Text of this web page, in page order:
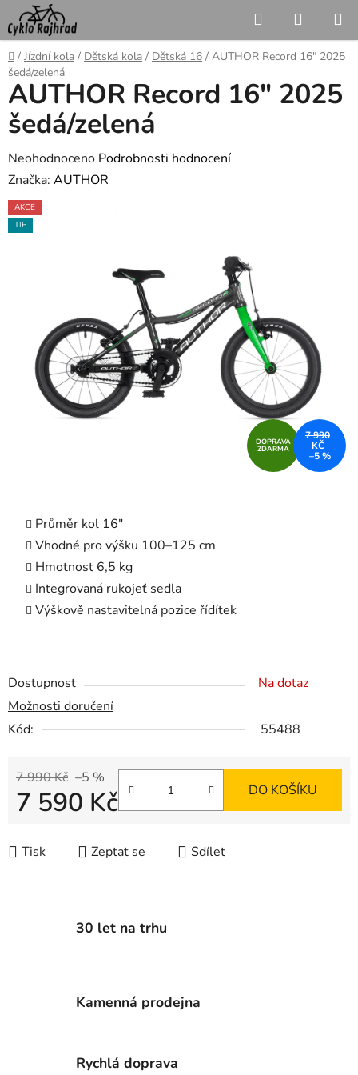
Přejít
na
obsah
Hledat
KOŠÍK
Domů
/ Jízdní kola / Dětská kola / Dětská 16 / AUTHOR Record 16" 2025
šedá/zelená
Průměr kol 16"
Vhodné pro výšku 100–125 cm
Hmotnost 6,5 kg
Integrovaná rukojeť sedla
Výškově nastavitelná pozice řídítek
Dostupnost
Na dotaz
Možnosti doručení
Kód:
55488
7 990 Kč –5 %
7 590 Kč DO KOŠÍKU
Tisk Zeptat se Sdílet
AUTHOR Record 16" 2025
šedá/zelená
Průměrné
hodnocení
produktu
je
Neohodnoceno Podrobnosti hodnocení
Značka: AUTHOR
AKCE
TIP
DOPRAVA
ZDARMA
7 990
KČ
–5 %
30 let na trhu
Kamenná prodejna
Rychlá doprava